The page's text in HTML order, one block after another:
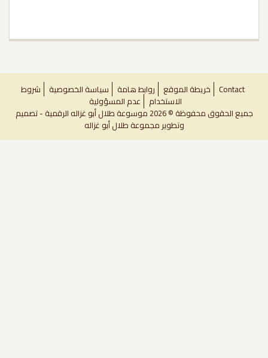
Contact خريطة الموقع روابط هامة سياسة الخصوصية شروط
الاستخدام عدم المسؤولية
جميع الحقوق محفوظة © 2026 موسوعة طلال أبو غزاله الرقمية - تصميم
وتطويرمجموعة طلال أبو غزاله